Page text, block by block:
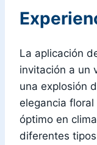
La aplicación
invitación a un
una explosión
elegancia
óptimo en
diferentes